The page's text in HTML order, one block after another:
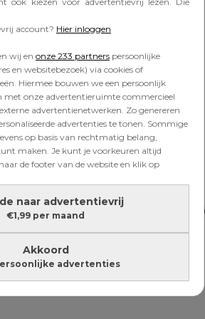
account? Hier inloggen
wij en onze 233 partners persoonlijke
en websitebezoek) via cookies of
Hiermee bouwen we een persoonlijk
met onze advertentieruimte commercieel
advertentienetwerken. Zo genereren
advertenties te tonen. Sommige
op basis van rechtmatig belang,
maken. Je kunt je voorkeuren altijd
de footer van de website en klik op
naar advertentievrij
€1,99 per maand
Akkoord
advertenties